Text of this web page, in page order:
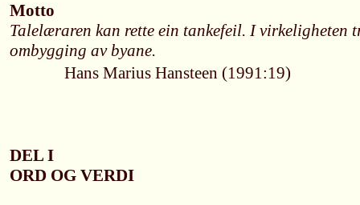
Motto
Talelæraren kan rette ein tankefeil. I virkeligheten
ombygging av byane.
Hans Marius Hansteen (1991:19)
DEL I
ORD OG VERDI